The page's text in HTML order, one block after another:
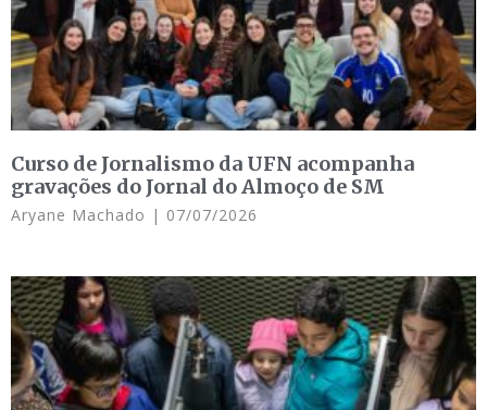
Curso de Jornalismo da UFN acompanha
gravações do Jornal do Almoço de SM
Aryane Machado 07/07/2026